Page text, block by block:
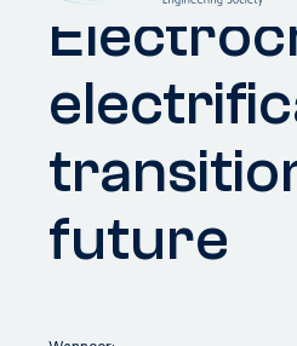
Home Communities Vakafdelingen
Terug naar overzicht
future